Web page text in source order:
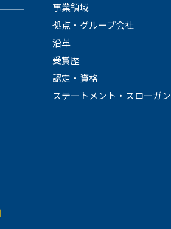
事業領域
拠点・グループ会社
沿革
受賞歴
認定・資格
ステートメント・スローガン